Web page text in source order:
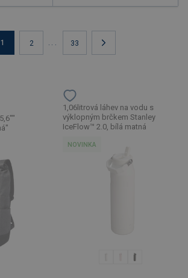
1 2 ... 33
1,06litrová láhev na vodu s
výklopným brčkem Stanley
IceFlow™ 2.0, bílá matná
NOVINKA